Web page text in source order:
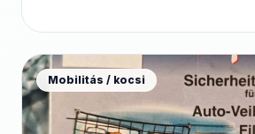
Mobilitás / kocsi